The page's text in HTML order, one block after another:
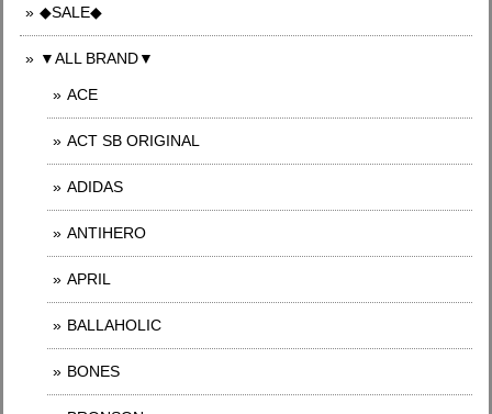
◆SALE◆
▼ALL BRAND▼
ACE
ACT SB ORIGINAL
ADIDAS
ANTIHERO
APRIL
BALLAHOLIC
BONES